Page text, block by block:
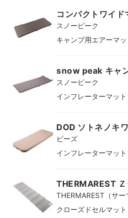
コンパクトワイド
スノーピーク
キャンプ用エアーマッ
snow peak キャ
スノーピーク
インフレーターマット
DOD ソトネノキ
ビーズ
インフレーターマット
THERMAREST
THERMAREST（サー
クローズドセルマット